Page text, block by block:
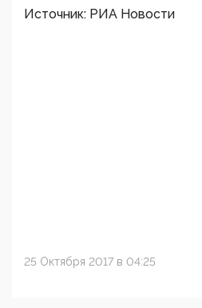
Источник: РИА Новости
25 Октября 2017 в 04:25